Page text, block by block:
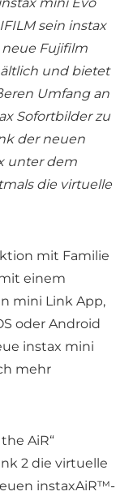
sein instax
Fujifilm
und bietet
Umfang an
Sofortbilder zu
der neuen
unter dem
die virtuelle
mit Familie
einem
mini Link App,
oder Android
instax mini
mehr
AiR“
2 die virtuelle
instaxAiR™-